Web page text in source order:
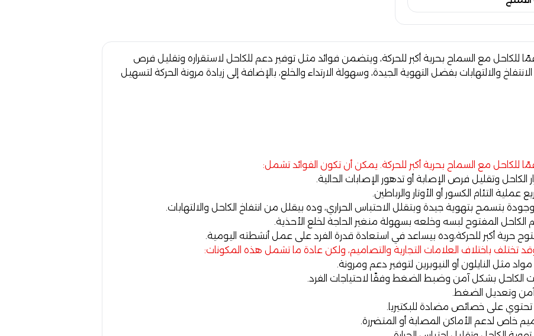
للكاحل مع السماح بحرية أكبر للحركة، ويتضمن فوائد مثل توفير دعم للكاحل لاستقراره وتقليل فرص
الانتفاخ والالتهابات بفضل التهوية الجيدة، وسهولة الارتداء والخلع، بالإضافة إلى زيادة مرونة الحركة لتسهيل
للكاحل مع السماح بحرية أكبر للحركة. يمكن أن تكون الفوائد تشمل:
الكاحل وتقليل فرص الإصابة أو تدهور الإصابات الحالية.
التئام الكسور أو الأوتار والرباطين.
بتسمح بتهوية جيدة وبتقلل الاحتباس الحراري، وده بيقلل من انتفاخ الكاحل والالتهابات.
المفتوح لبسه وخلعه بسهولة منغير الحاجة لخلع الأحذية.
حرية أكبر للحركة،وده بيساعد في استعادة قدرة الفرد على عمل أنشطته اليومية.
تختلف باختلاف العلامات التجارية والتصاميم، ولكن عادة ما تشمل هذه المكونات:
مثل النايلون أو النيوبرين لتوفير دعم ومرونة.
الكاحل بشكل آمن وضبط الضغط وفقًا لاحتياجات الفرد.
آمن وتعديل الضغط.
تحتوي على خصائص مضادة للبكتيريا.
خاص لدعم الأماكن المصابة أو المتضررة.